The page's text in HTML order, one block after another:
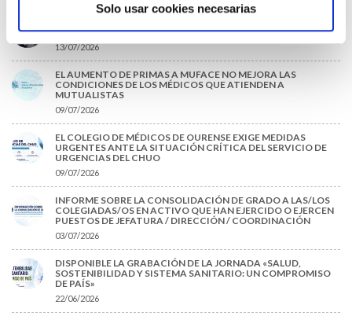
Solo usar cookies necesarias
DEL CASCO Y DEL CINTURÓN DE SEGURIDAD
13/07/2026
EL AUMENTO DE PRIMAS A MUFACE NO MEJORA LAS
CONDICIONES DE LOS MÉDICOS QUE ATIENDEN A
MUTUALISTAS
09/07/2026
EL COLEGIO DE MÉDICOS DE OURENSE EXIGE MEDIDAS
URGENTES ANTE LA SITUACIÓN CRÍTICA DEL SERVICIO DE
URGENCIAS DEL CHUO
09/07/2026
INFORME SOBRE LA CONSOLIDACIÓN DE GRADO A LAS/LOS
COLEGIADAS/OS EN ACTIVO QUE HAN EJERCIDO O EJERCEN
PUESTOS DE JEFATURA / DIRECCIÓN / COORDINACIÓN
03/07/2026
DISPONIBLE LA GRABACIÓN DE LA JORNADA «SALUD,
SOSTENIBILIDAD Y SISTEMA SANITARIO: UN COMPROMISO
DE PAÍS»
22/06/2026